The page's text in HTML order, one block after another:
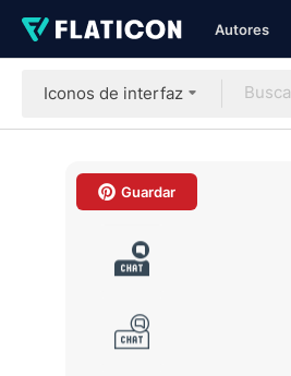
Autores
Iconos de interfaz
Guardar